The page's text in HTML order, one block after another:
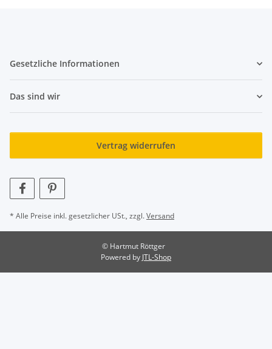
Gesetzliche Informationen
Das sind wir
Vertrag widerrufen
* Alle Preise inkl. gesetzlicher USt., zzgl.Versand
© Hartmut Röttger
Powered by JTL-Shop